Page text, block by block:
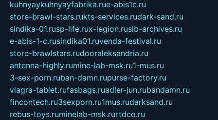
kuhnyaykuhnyayfabrika.rue-abis1c.ru
store-brawl-stars.rukts-services.rudark-sand.ru
sindika-01.rusp-life.rux-legion.rusib-archives.ru
e-abis-1-c.rusindika01.ruvenda-festival.ru
store-brawlstars.rudooraleksandria.ru
antenna-highly.rumine-lab-msk.ru1-mus.ru
3-sex-porn.ruban-damn.rupurse-factory.ru
viagra-tablet.rufasbags.ruadler-jun.rubandamn.ru
fincontech.ru3sexporn.ru1mus.rudarksand.ru
rebus-toys.ruminelab-msk.rurtdco.ru